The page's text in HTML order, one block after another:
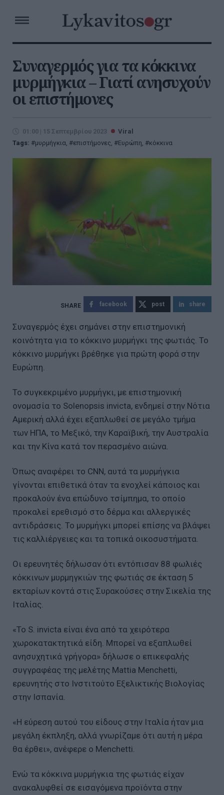
Συναγερμός για τα κόκκινα
μυρμήγκια – Γιατί ανησυχούν
οι επιστήμονες
01:00 | 15 Σεπτεμβρίου 2023
Viral
Tags:
μυρμήγκια, επιστήμονες, Ευρώπη, κόκκινα
facebook post share
Συναγερμός έχει σημάνει στην επιστημονική
κοινότητα για το κόκκινο μυρμήγκι της φωτιάς. To
κόκκινο μυρμήγκι βρέθηκε για πρώτη φορά στην
Ευρώπη.
Το συγκεκριμένο μυρμήγκι, με επιστημονική
ονομασία το Solenopsis invicta, ενδημεί στην Νότια
Αμερική αλλά έχει εξαπλωθεί σε μεγάλο τμήμα
των ΗΠΑ, το Μεξικό, την Καραϊβική, την Αυστραλία
και την Κίνα κατά τον περασμένο αιώνα.
Όπως αναφέρει το CNN, αυτά τα μυρμήγκια
γίνονται επιθετικά όταν τα ενοχλεί κάποιος και
προκαλούν ένα επώδυνο τσίμπημα, το οποίο
προκαλεί ερεθισμό στο δέρμα και αλλεργικές
αντιδράσεις. Το μυρμήγκι μπορεί επίσης να βλάψει
τις καλλιέργειες και τα τοπικά οικοσυστήματα.
Οι ερευνητές δήλωσαν ότι εντόπισαν 88 φωλιές
κόκκινων μυρμηγκιών της φωτιάς σε έκταση 5
εκταρίων κοντά στις Συρακούσες στην Σικελία της
Ιταλίας.
«Το S. invicta είναι ένα από τα χειρότερα
χωροκατακτητικά είδη. Μπορεί να εξαπλωθεί
ανησυχητικά γρήγορα» δήλωσε ο επικεφαλής
συγγραφέας της μελέτης Mattia Menchetti,
ερευνητής στο Ινστιτούτο Εξελικτικής Βιολογίας
στην Ισπανία.
«Η εύρεση αυτού του είδους στην Ιταλία ήταν μια
μεγάλη έκπληξη, αλλά γνωρίζαμε ότι αυτή η μέρα
θα έρθει», ανέφερε ο Menchetti.
Ενώ τα κόκκινα μυρμήγκια της φωτιάς είχαν
ανακαλυφθεί σε εισαγόμενα προϊόντα στην